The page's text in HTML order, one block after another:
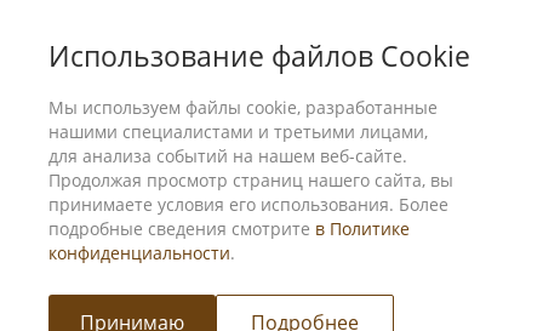
Использование файлов Cookie
Мы используем файлы cookie, разработанные
нашими специалистами и третьими лицами,
для анализа событий на нашем веб-сайте.
Продолжая просмотр страниц нашего сайта, вы
принимаете условия его использования. Более
подробные сведения смотрите в Политике
конфиденциальности.
Принимаю Подробнее
Услуги
Мы в соц. сетях